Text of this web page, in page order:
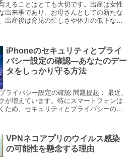
えることはとても大切です。出産は女性
出来事であり、お母さんとしての新たな
出産後は育児の忙しさや体力の低下な
iPhoneのセキュリティとプライ
バシー設定の確認―あなたのデー
タをしっかり守る方法
ライバシー設定の確認 問題提起： 最近、
が増えています。特にスマートフォンは
ため、セキュリティとプライバシーの保
VPNネコアプリのウイルス感染
の可能性を懸念する理由